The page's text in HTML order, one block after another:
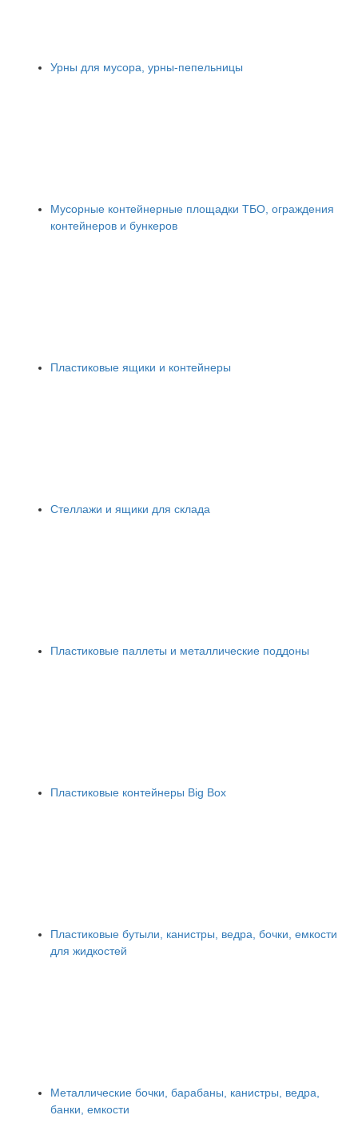
Урны для мусора, урны-пепельницы
Мусорные контейнерные площадки ТБО, ограждения
контейнеров и бункеров
Пластиковые ящики и контейнеры
Стеллажи и ящики для склада
Пластиковые паллеты и металлические поддоны
Пластиковые контейнеры Big Box
Пластиковые бутыли, канистры, ведра, бочки, емкости
для жидкостей
Металлические бочки, барабаны, канистры, ведра,
банки, емкости